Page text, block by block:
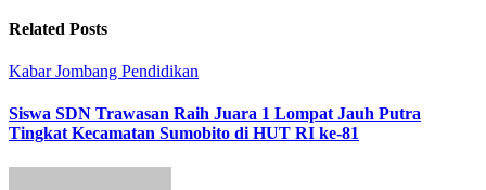
Related Posts
Kabar Jombang Pendidikan
Siswa SDN Trawasan Raih Juara 1 Lompat Jauh Putra
Tingkat Kecamatan Sumobito di HUT RI ke-81